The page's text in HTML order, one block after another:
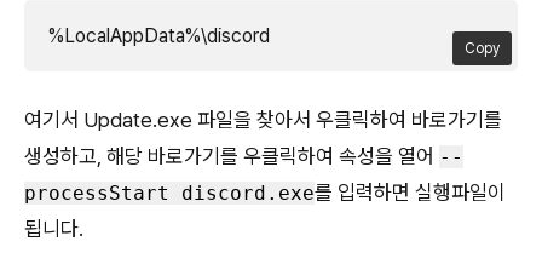
%LocalAppData%\discord
Copy
여기서 Update.exe 파일을 찾아서 우클릭하여 바로가기를
생성하고, 해당 바로가기를 우클릭하여 속성을 열어 --
processStart discord.exe를 입력하면 실행파일이
됩니다.